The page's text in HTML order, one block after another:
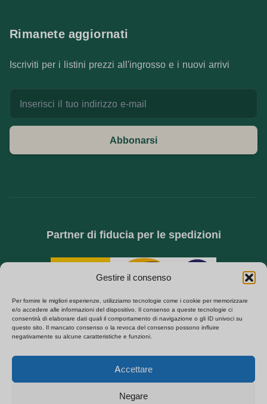
Gestire il consenso
Per fornire le migliori esperienze, utilizziamo tecnologie come i cookie per memorizzare
e/o accedere alle informazioni del dispositivo. Il consenso a queste tecnologie ci
consentirà di elaborare dati quali il comportamento di navigazione o gli ID univoci su
questo sito. Il mancato consenso o la revoca del consenso possono influire
negativamente su alcune caratteristiche e funzioni.
Accettare
Negare
Rimanete aggiornati
Iscriviti per i listini prezzi all'ingrosso e i nuovi arrivi
Abbonarsi
Partner di fiducia per le spedizioni
SPECIALIZZATI NELL'APPROVVIGIONAMENTO B2B DI TELECAMERE NASCOSTE,
DIRETTA DALLA FABBRICA IN EUROPA.
© Copyright 2026 | Tutti i diritti riservati | Powered by QZT